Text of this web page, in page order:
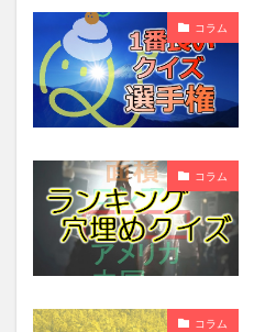
コラム
コラム
コラム